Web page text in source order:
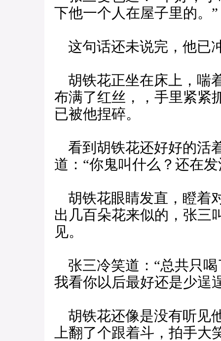
下他一个人在屋子里的。”
这句话还未说完，他已
胡铁花正坐在床上，喘
布满了红丝，，手里紧
已被他捏碎。
看到胡铁花还好好的活
道：“你鬼叫什么？还在
胡铁花眼睛发直，瞪着
出几百朵花来似的，张三
见。
张三冷笑道：“总共只
我看你以后最好还是少逞
胡铁花还像是没有听见
上翻了个跟着斗，拍手